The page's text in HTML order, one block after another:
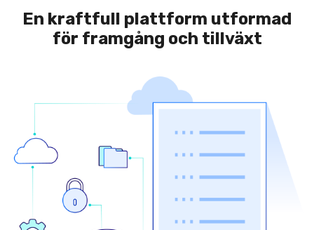
En kraftfull plattform utformad
för framgång och tillväxt